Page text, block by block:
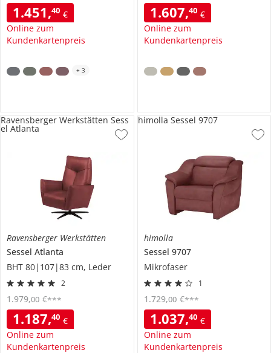
1.451,40 €
Online zum
Kundenkartenpreis
+ 3
1.607,40 €
Online zum
Kundenkartenpreis
Ravensberger Werkstätten
Sessel Atlanta
BHT 80|107|83 cm, Leder
2
1.187,40 €
Online zum
Kundenkartenpreis
1.979,00 €***
Ravensberger Werkstätten Sess
el Atlanta
himolla
Sessel 9707
Mikrofaser
1
1.037,40 €
Online zum
Kundenkartenpreis
1.729,00 €***
himolla Sessel 9707